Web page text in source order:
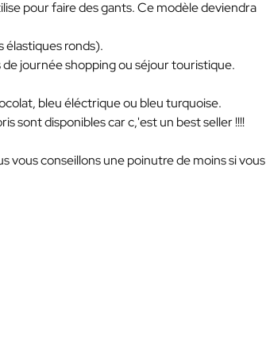
pour faire des gants. Ce modèle deviendra
élastiques ronds).
journée shopping ou séjour touristique.
bleu éléctrique ou bleu turquoise.
sont disponibles car c,'est un best seller !!!!
vous conseillons une poinutre de moins si vous